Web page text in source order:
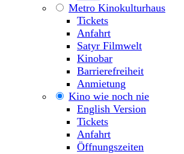
Metro Kinokulturhaus
Tickets
Anfahrt
Satyr Filmwelt
Kinobar
Barrierefreiheit
Anmietung
Kino wie noch nie
English Version
Tickets
Anfahrt
Öffnungszeiten